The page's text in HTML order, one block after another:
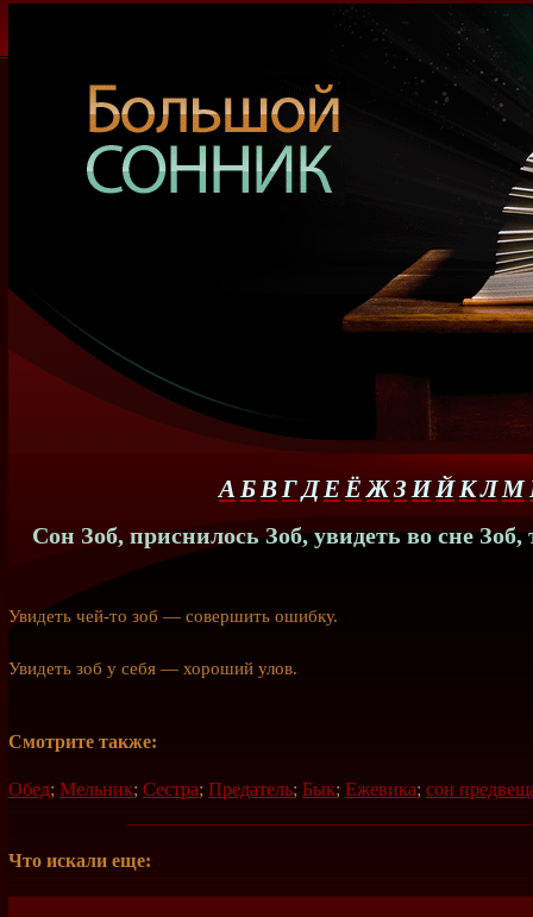
А БВГДЕ Ё ЖЗ ИЙКЛМ
Сон Зоб, приснилось Зоб, увидеть во сне
Увидеть чей-то зоб — совершить ошибку.
Увидеть зоб у себя — хороший улов.
Смотрите также:
Обед; Мельник; Сестра; Предатель; Бык; Ежевика; сон
Что искали еще: